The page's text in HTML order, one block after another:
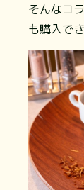
そんなコ
も購入で